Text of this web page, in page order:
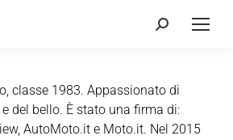
Cerca:
classe 1983. Appassionato di
del bello. È stato una firma di:
AutoMoto.it e Moto.it. Nel 2015